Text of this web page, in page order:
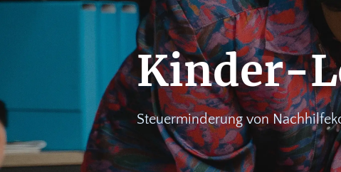
Kinder-
Steuerminderung von